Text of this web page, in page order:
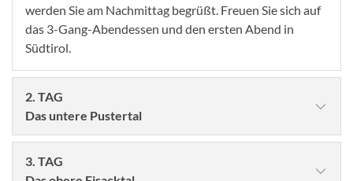
werden Sie am Nachmittag begrüßt. Freuen Sie sich auf
das 3-Gang-Abendessen und den ersten Abend in
Südtirol.
2. TAG
Das untere Pustertal
3. TAG